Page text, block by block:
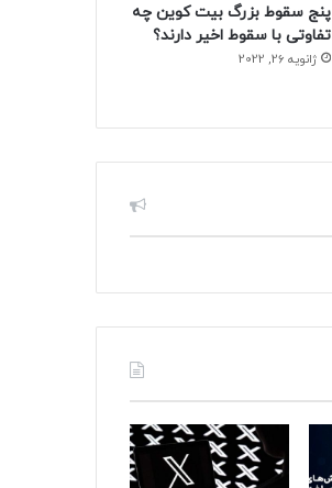
پنج سقوط بزرگ بیت کوین چه
تفاوتی با سقوط اخیر دارند؟
ژانویه 26, 2022